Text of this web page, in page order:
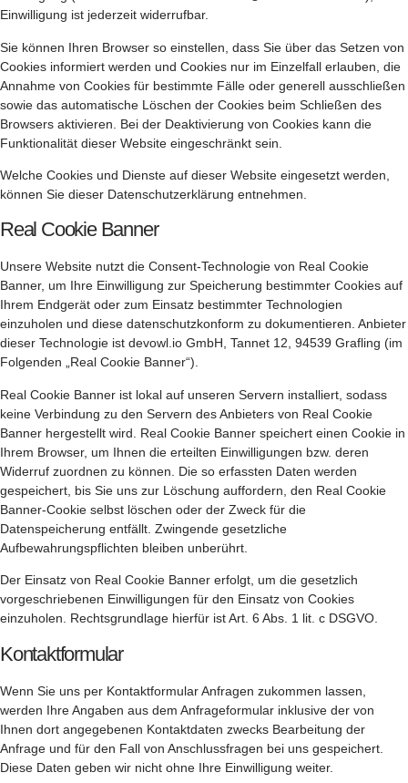
Einwilligung ist jederzeit widerrufbar.
Sie können Ihren Browser so einstellen, dass Sie über das Setzen von
Cookies informiert werden und Cookies nur im Einzelfall erlauben, die
Annahme von Cookies für bestimmte Fälle oder generell ausschließen
sowie das automatische Löschen der Cookies beim Schließen des
Browsers aktivieren. Bei der Deaktivierung von Cookies kann die
Funktionalität dieser Website eingeschränkt sein.
Welche Cookies und Dienste auf dieser Website eingesetzt werden,
können Sie dieser Datenschutzerklärung entnehmen.
Real Cookie Banner
Unsere Website nutzt die Consent-Technologie von Real Cookie
Banner, um Ihre Einwilligung zur Speicherung bestimmter Cookies auf
Ihrem Endgerät oder zum Einsatz bestimmter Technologien
einzuholen und diese datenschutzkonform zu dokumentieren. Anbieter
dieser Technologie ist devowl.io GmbH, Tannet 12, 94539 Grafling (im
Folgenden „Real Cookie Banner“).
Real Cookie Banner ist lokal auf unseren Servern installiert, sodass
keine Verbindung zu den Servern des Anbieters von Real Cookie
Banner hergestellt wird. Real Cookie Banner speichert einen Cookie in
Ihrem Browser, um Ihnen die erteilten Einwilligungen bzw. deren
Widerruf zuordnen zu können. Die so erfassten Daten werden
gespeichert, bis Sie uns zur Löschung auffordern, den Real Cookie
Banner-Cookie selbst löschen oder der Zweck für die
Datenspeicherung entfällt. Zwingende gesetzliche
Aufbewahrungspflichten bleiben unberührt.
Der Einsatz von Real Cookie Banner erfolgt, um die gesetzlich
vorgeschriebenen Einwilligungen für den Einsatz von Cookies
einzuholen. Rechtsgrundlage hierfür ist Art. 6 Abs. 1 lit. c DSGVO.
Kontaktformular
Wenn Sie uns per Kontaktformular Anfragen zukommen lassen,
werden Ihre Angaben aus dem Anfrageformular inklusive der von
Ihnen dort angegebenen Kontaktdaten zwecks Bearbeitung der
Anfrage und für den Fall von Anschlussfragen bei uns gespeichert.
Diese Daten geben wir nicht ohne Ihre Einwilligung weiter.